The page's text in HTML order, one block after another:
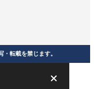
転載を禁じます。